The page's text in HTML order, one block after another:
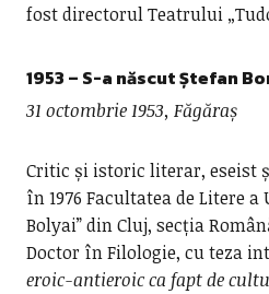
fost directorul Teatrului
1953 – S-a născutȘtefan
31 octombrie 1953, Făgăraș
Critic și istoric literar, eseist
în 1976 Facultatea de Litere
Bolyai” din Cluj, secția
Doctor în Filologie, cu teza
eroic-antieroic ca fapt de